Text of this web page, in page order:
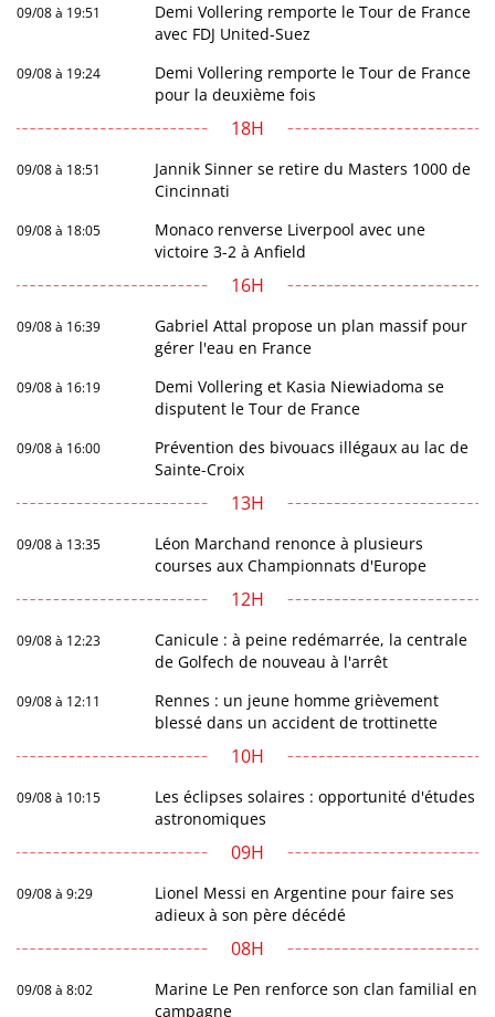
09/08 à 19:51
Demi Vollering remporte le Tour de France
avec FDJ United-Suez
09/08 à 19:24
Demi Vollering remporte le Tour de France
pour la deuxième fois
18H
09/08 à 18:51
Jannik Sinner se retire du Masters 1000 de
Cincinnati
09/08 à 18:05
Monaco renverse Liverpool avec une
victoire 3-2 à Anfield
16H
09/08 à 16:39
Gabriel Attal propose un plan massif pour
gérer l'eau en France
09/08 à 16:19
Demi Vollering et Kasia Niewiadoma se
disputent le Tour de France
09/08 à 16:00
Prévention des bivouacs illégaux au lac de
Sainte-Croix
13H
09/08 à 13:35
Léon Marchand renonce à plusieurs
courses aux Championnats d'Europe
12H
09/08 à 12:23
Canicule : à peine redémarrée, la centrale
de Golfech de nouveau à l'arrêt
09/08 à 12:11
Rennes : un jeune homme grièvement
blessé dans un accident de trottinette
10H
09/08 à 10:15
Les éclipses solaires : opportunité d'études
astronomiques
09H
09/08 à 9:29
Lionel Messi en Argentine pour faire ses
adieux à son père décédé
08H
09/08 à 8:02
Marine Le Pen renforce son clan familial en
campagne